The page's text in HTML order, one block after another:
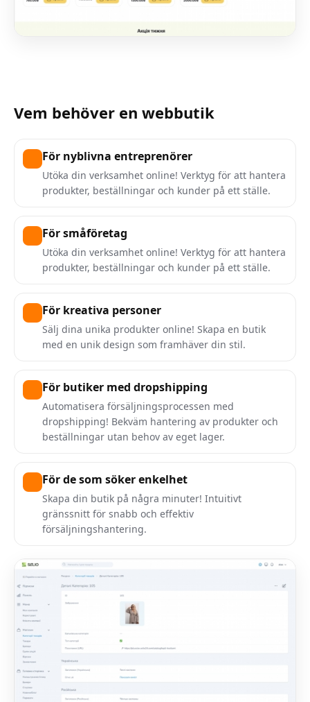
Vem behöver en webbutik
För nyblivna entreprenörer
Utöka din verksamhet online! Verktyg för att hantera
produkter, beställningar och kunder på ett ställe.
För småföretag
Utöka din verksamhet online! Verktyg för att hantera
produkter, beställningar och kunder på ett ställe.
För kreativa personer
Sälj dina unika produkter online! Skapa en butik
med en unik design som framhäver din stil.
För butiker med dropshipping
Automatisera försäljningsprocessen med
dropshipping! Bekväm hantering av produkter och
beställningar utan behov av eget lager.
För de som söker enkelhet
Skapa din butik på några minuter! Intuitivt
gränssnitt för snabb och effektiv
försäljningshantering.